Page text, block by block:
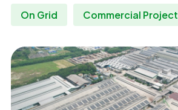
On Grid Commercial Project